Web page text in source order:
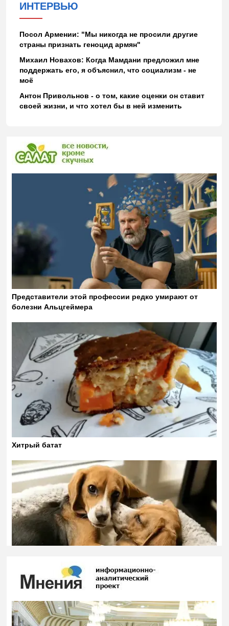
ИНТЕРВЬЮ
Посол Армении: "Мы никогда не просили другие
страны признать геноцид армян"
Михаил Новахов: Когда Мамдани предложил мне
поддержать его, я объяснил, что социализм - не
моё
Антон Привольнов - о том, какие оценки он ставит
своей жизни, и что хотел бы в ней изменить